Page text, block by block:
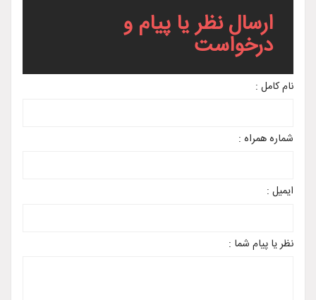
ارسال نظر یا پیام و
درخواست
نام کامل :
شماره همراه :
ایمیل :
نظر یا پیام شما :